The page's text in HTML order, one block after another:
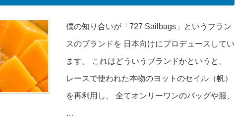
僕の知り合いが「727 Sailbags」というフラン
スのブランドを 日本向けにプロデュースしてい
ます。 これはどういうブランドかというと、
レースで使われた本物のヨットのセイル（帆）
を再利用し、 全てオンリーワンのバッグや服、
…